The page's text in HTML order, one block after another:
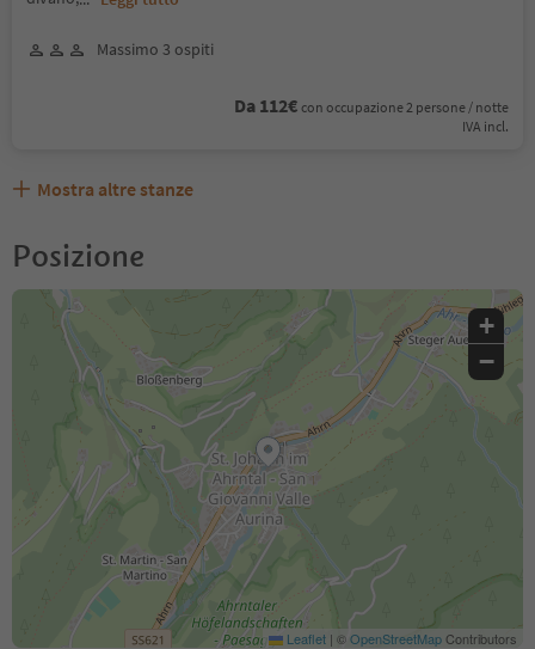
Massimo 3 ospiti
Da 112€ con occupazione 2 persone / notte
IVA incl.
Mostra altre stanze
Posizione
+
−
Leaflet | ©OpenStreetMapContributors